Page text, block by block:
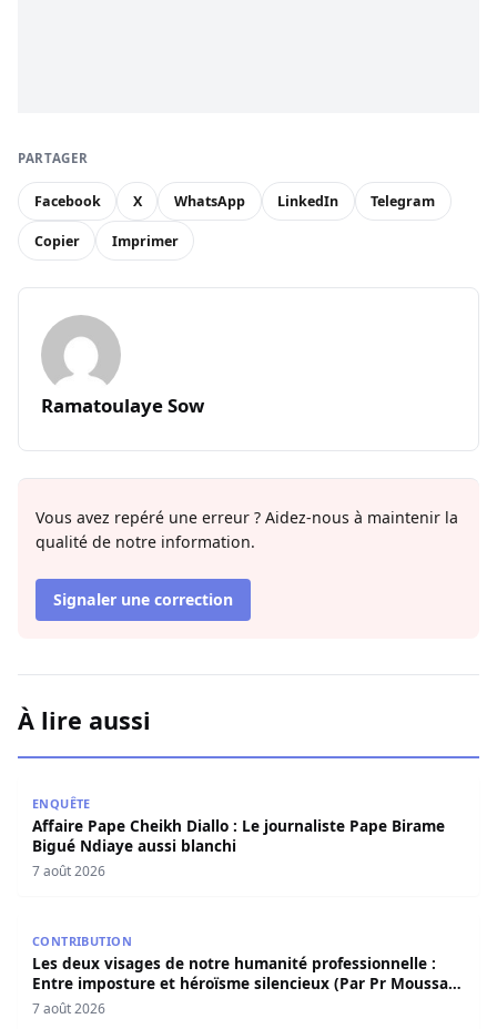
PARTAGER
Facebook X WhatsApp LinkedIn Telegram
Copier Imprimer
Ramatoulaye Sow
Vous avez repéré une erreur ? Aidez-nous à maintenir la
qualité de notre information.
Signaler une correction
À lire aussi
ENQUÊTE
Affaire Pape Cheikh Diallo : Le journaliste Pape Birame
Bigué Ndiaye aussi blanchi
7 août 2026
CONTRIBUTION
Les deux visages de notre humanité professionnelle :
Entre imposture et héroïsme silencieux (Par Pr Moussa
Seydi)
7 août 2026